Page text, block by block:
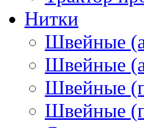
Нитки
Швейные
Швейные
Швейные
Швейные